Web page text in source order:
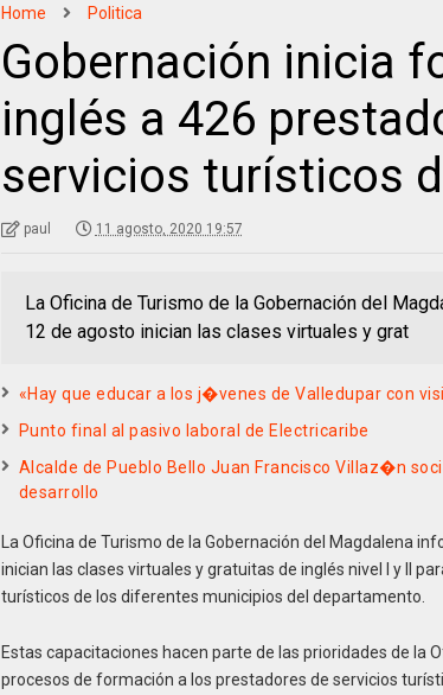
Home Politica
Gobernación inicia
inglés a 426
servicios turísticos
paul 11 agosto, 2020 19:57
La Oficina de Turismo de la Gobernación del
12 de agosto inician las clases virtuales y grat
«Hay que educar a los j�venes de Valledupar con
Punto final al pasivo laboral de Electricaribe
Alcalde de Pueblo Bello Juan Francisco Villaz�n
desarrollo
La Oficina de Turismo de la Gobernación del Magdalena
inician las clases virtuales y gratuitas de inglés nivel I y II
turísticos de los diferentes municipios del departamento.
Estas capacitaciones hacen parte de las prioridades de la
procesos de formación a los prestadores de servicios